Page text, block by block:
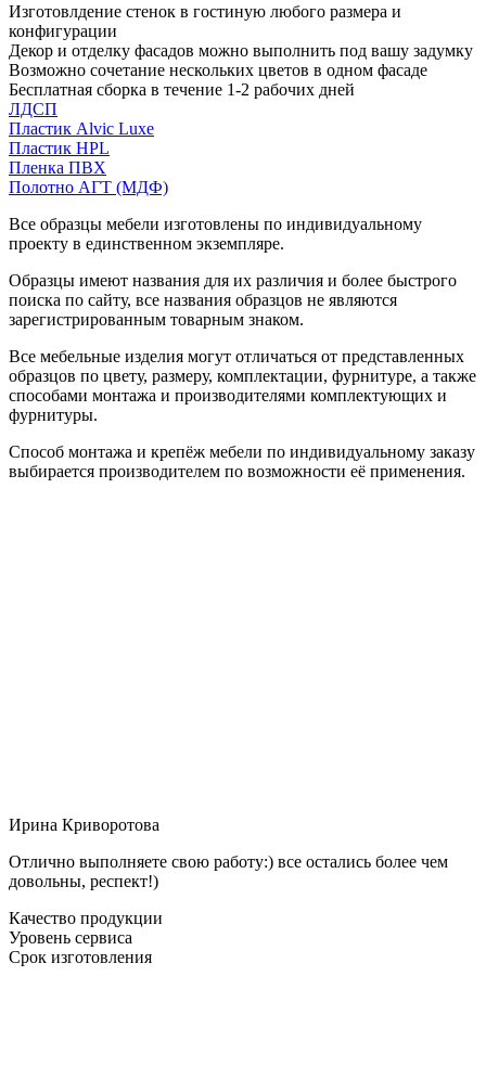
Изготовлдение стенок в гостиную любого размера и
конфигурации
Декор и отделку фасадов можно выполнить под вашу задумку
Возможно сочетание нескольких цветов в одном фасаде
Бесплатная сборка в течение 1-2 рабочих дней
ЛДСП
Пластик Alvic Luxe
Пластик HPL
Пленка ПВХ
Полотно АГТ (МДФ)
Все образцы мебели изготовлены по индивидуальному
проекту в единственном экземпляре.
Образцы имеют названия для их различия и более быстрого
поиска по сайту, все названия образцов не являются
зарегистрированным товарным знаком.
Все мебельные изделия могут отличаться от представленных
образцов по цвету, размеру, комплектации, фурнитуре, а также
способами монтажа и производителями комплектующих и
фурнитуры.
Способ монтажа и крепёж мебели по индивидуальному заказу
выбирается производителем по возможности её применения.
Ирина Криворотова
Отлично выполняете свою работу:) все остались более чем
довольны, респект!)
Качество продукции
Уровень сервиса
Срок изготовления